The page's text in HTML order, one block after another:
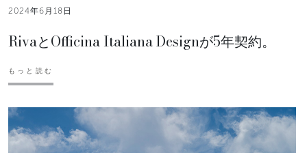
2024年6月18日
RivaとOfficina Italiana Designが5年契約。
もっと読む